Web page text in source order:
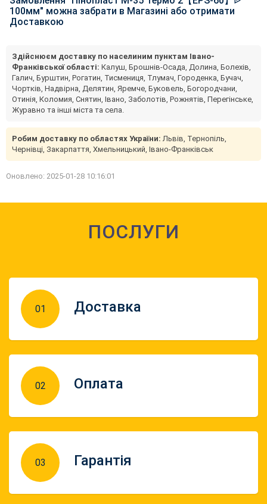
100мм" можна забрати в Магазині або отримати
Доставкою
Здійснюєм доставку по населиним пунктам Івано-
Франківської області: Калуш, Брошнів-Осада, Долина, Болехів,
Галич, Бурштин, Рогатин, Тисмениця, Тлумач, Городенка, Бучач,
Чортків, Надвірна, Делятин, Яремче, Буковель, Богородчани,
Отинія, Коломия, Снятин, Івано, Заболотів, Рожнятів, Перегінське,
Журавно та інші міста та села.
Робим доставку по областях України: Львів, Тернопіль,
Чернівці, Закарпаття, Хмельницький, Івано-Франківськ
Оновлено: 2025-01-28 10:16:01
ПОСЛУГИ
01 Доставка
02 Оплата
03 Гарантія